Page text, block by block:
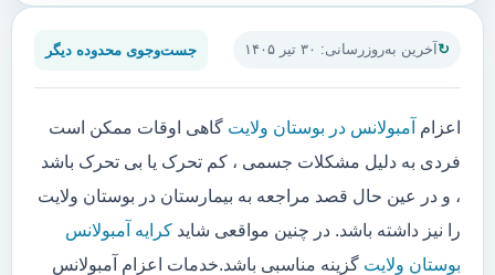
آخرین به‌روزرسانی: ۳۰ تیر ۱۴۰۵ جست‌وجوی محدوده دیگر
اعزام آمبولانس در بوستان ولایت گاهی اوقات ممکن است
فردی به دلیل مشکلات جسمی ، کم تحرک یا بی تحرک باشد
، و در عین حال قصد مراجعه به بیمارستان در بوستان ولایت
را نیز داشته باشد. در چنین مواقعی شاید کرایه آمبولانس
بوستان ولایت گزینه مناسبی باشد.خدمات اعزام آمبولانس